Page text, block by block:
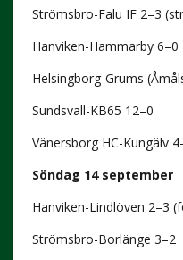
Strömsbro-Falu IF 2–3
Hanviken-Hammarby 6–0
Helsingborg-Grums
Sundsvall-KB65 12–0
Vänersborg HC-Kungälv
Söndag 14 september
Hanviken-Lindlöven 2–3
Strömsbro-Borlänge 3–2